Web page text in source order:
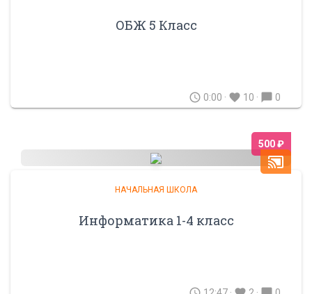
ОБЖ 5 Класс
schedule 0:00 · favorite 10 · chat_bubble 0
500 ₽
cast_connected
НАЧАЛЬНАЯ ШКОЛА
Информатика 1-4 класс